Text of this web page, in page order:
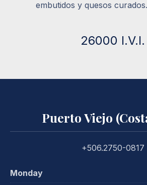
embutidos y quesos
26000 I.V.I.
Puerto Viejo
+506.2750-0817
Monday